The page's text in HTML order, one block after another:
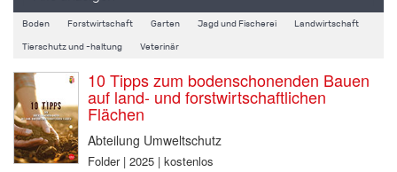
Boden Forstwirtschaft Garten Jagd und Fischerei Landwirtschaft
Tierschutz und -haltung Veterinär
10 Tipps zum bodenschonenden Bauen
auf land- und forstwirtschaftlichen
Flächen
Abteilung Umweltschutz
Folder | 2025 | kostenlos